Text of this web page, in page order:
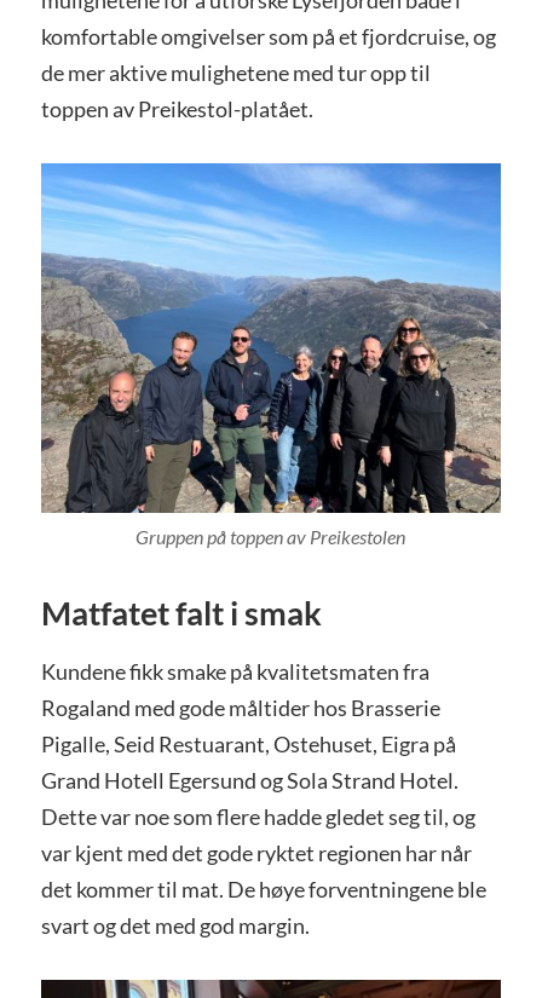
komfortable omgivelser som på et fjordcruise, og
de mer aktive mulighetene med tur opp til
toppen av Preikestol-platået.
Gruppen på toppen av Preikestolen
Matfatet falt i smak
Kundene fikk smake på kvalitetsmaten fra
Rogaland med gode måltider hos Brasserie
Pigalle, Seid Restuarant, Ostehuset, Eigra på
Grand Hotell Egersund og Sola Strand Hotel.
Dette var noe som flere hadde gledet seg til, og
var kjent med det gode ryktet regionen har når
det kommer til mat. De høye forventningene ble
svart og det med god margin.